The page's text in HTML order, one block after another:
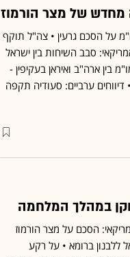
מחדש של מצר הורמוז
על הסכם גרעין • צה"ל תוקף
סבב השיחות בין ישראל
בין ארה"ב ואיראן בעקיפין -
ערביים: סעודיה תקפה
במהלך המלחמה
הסכם על מצר הורמוז
ללבנון ברומא • על רקע